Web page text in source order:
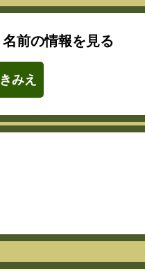
名前の情報を見る
きみえ